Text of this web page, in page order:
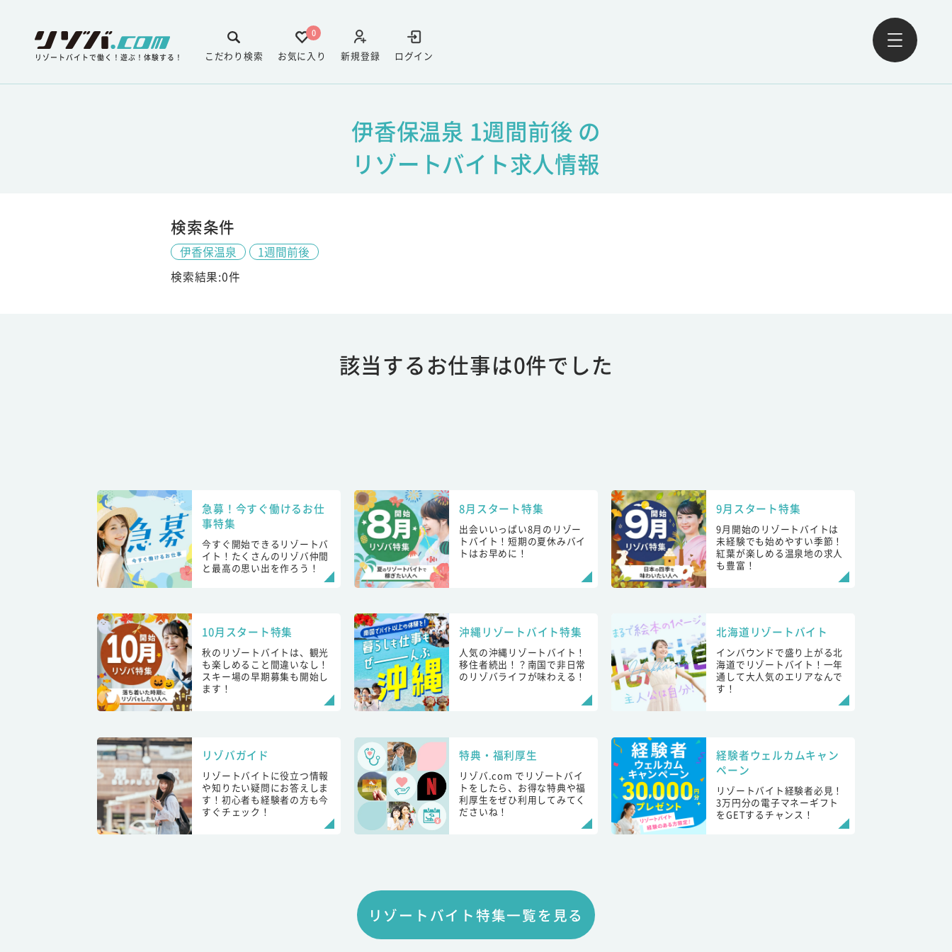
リゾートバイトで働く！遊ぶ！体験する！ ログイン
新規登録
0
お気に入り
こだわり検索
伊香保温泉 1週間前後 の
リゾートバイト求人情報
検索条件
伊香保温泉
1週間前後
検索結果:0件
該当するお仕事は0件でした
急募！今すぐ働けるお仕
事特集
今すぐ開始できるリゾートバ
イト！たくさんのリゾバ仲間
と最高の思い出を作ろう！
8月スタート特集
出会いいっぱい8月のリゾー
トバイト！短期の夏休みバイ
トはお早めに！
9月スタート特集
9月開始のリゾートバイトは
未経験でも始めやすい季節！
紅葉が楽しめる温泉地の求人
も豊富！
10月スタート特集
秋のリゾートバイトは、観光
も楽しめること間違いなし！
スキー場の早期募集も開始し
ます！
沖縄リゾートバイト特集
人気の沖縄リゾートバイト！
移住者続出！？南国で非日常
のリゾバライフが味わえる！
北海道リゾートバイト
インバウンドで盛り上がる北
海道でリゾートバイト！一年
通して大人気のエリアなんで
す！
リゾバガイド
リゾートバイトに役立つ情報
や知りたい疑問にお答えしま
す！初心者も経験者の方も今
すぐチェック！
特典・福利厚生
リゾバ.com でリゾートバイ
トをしたら、お得な特典や福
利厚生をぜひ利用してみてく
ださいね！
経験者ウェルカムキャン
ペーン
リゾートバイト経験者必見！
3万円分の電子マネーギフト
をGETするチャンス！
リゾートバイト特集一覧を見る